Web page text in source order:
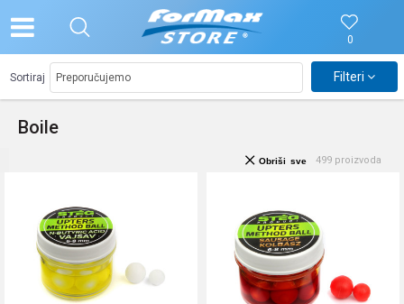
0
Boile
Sortiraj Filteri
499 proizvoda
Obriši sve